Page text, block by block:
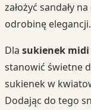
założyć sandały
odrobinę elegancji.
Dla sukienek midi
stanowić świetne
sukienek w
Dodając do tego